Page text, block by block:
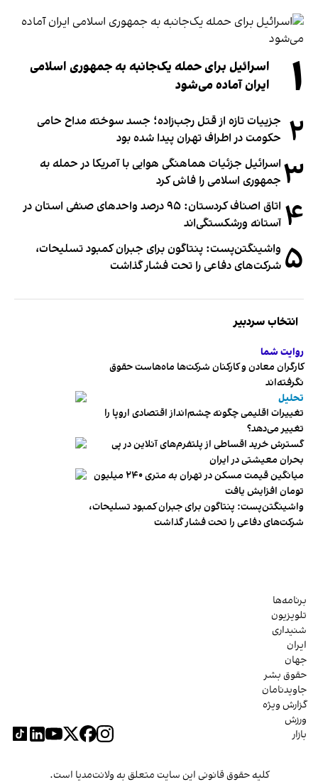
۱
اسرائیل برای حمله یک‌جانبه به جمهوری اسلامی
ایران آماده می‌شود
۲ جزییات تازه از قتل رجب‌زاده؛ جسد سوخته مداح حامی
حکومت در اطراف تهران پیدا شده بود
۳ اسرائیل جزئیات هماهنگی هوایی با آمریکا در حمله به
جمهوری اسلامی را فاش کرد
۴
اتاق اصناف کردستان: ۹۵ درصد واحدهای صنفی استان در
آستانه ورشکستگی‌اند
۵ واشینگتن‌پست: پنتاگون برای جبران کمبود تسلیحات،
شرکت‌های دفاعی را تحت فشار گذاشت
انتخاب سردبیر
روایت شما
کارگران معادن و کارکنان شرکت‌ها ماه‌هاست حقوق
نگرفته‌اند
تحلیل
تغییرات اقلیمی چگونه چشم‌انداز اقتصادی اروپا را
تغییر می‌دهد؟
گسترش خرید اقساطی از پلتفرم‌های آنلاین در پی
بحران معیشتی در ایران
میانگین قیمت مسکن در تهران به متری ۲۴۰ میلیون
تومان افزایش یافت
واشینگتن‌پست: پنتاگون برای جبران کمبود تسلیحات،
شرکت‌های دفاعی را تحت فشار گذاشت
برنامه‌ها
تلویزیون
شنیداری
ایران
جهان
حقوق بشر
جاویدنامان
گزارش ویژه
ورزش
بازار
کلیه حقوق قانونی این سایت متعلق به ولانت‌مدیا است.